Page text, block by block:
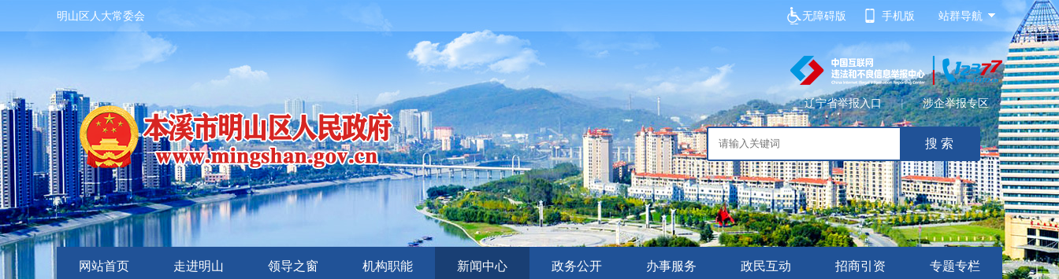
明山区人大常委会 站群导航
无障碍版 手机版
辽宁省举报入口 | 涉企举报专区
网站首页 走进明山 领导之窗 机构职能 新闻中心 政务公开 办事服务 政民互动 招商引资 专题专栏